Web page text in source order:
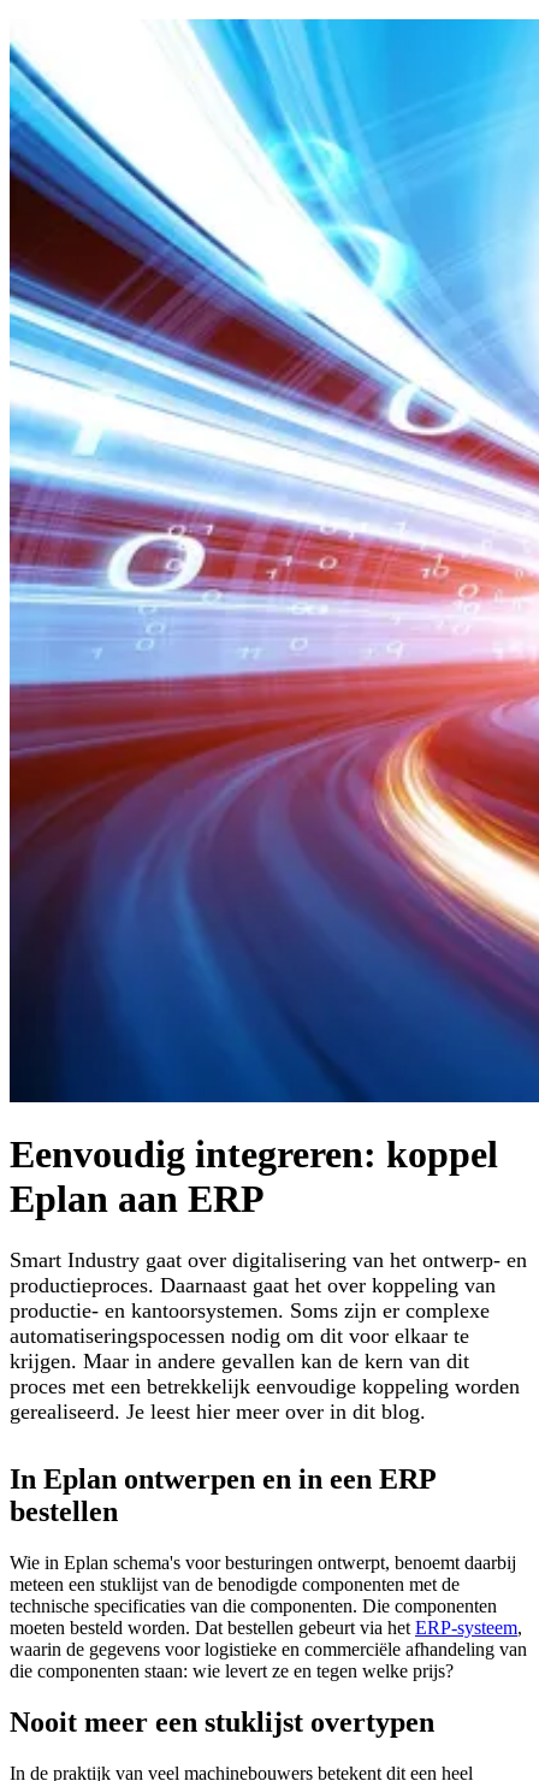
Eenvoudig integreren: koppel
Eplan aan ERP
Smart Industry gaat over digitalisering van het ontwerp- en
productieproces. Daarnaast gaat het over koppeling van
productie- en kantoorsystemen. Soms zijn er complexe
automatiseringspocessen nodig om dit voor elkaar te
krijgen. Maar in andere gevallen kan de kern van dit
proces met een betrekkelijk eenvoudige koppeling worden
gerealiseerd. Je leest hier meer over in dit blog.
In Eplan ontwerpen en in een ERP
bestellen
Wie in Eplan schema's voor besturingen ontwerpt, benoemt daarbij
meteen een stuklijst van de benodigde componenten met de
technische specificaties van die componenten. Die componenten
moeten besteld worden. Dat bestellen gebeurt via het ERP-systeem,
waarin de gegevens voor logistieke en commerciële afhandeling van
die componenten staan: wie levert ze en tegen welke prijs?
Nooit meer een stuklijst overtypen
In de praktijk van veel machinebouwers betekent dit een heel